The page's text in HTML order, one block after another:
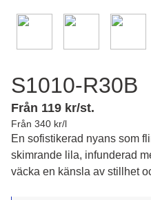
S1010-R30B
Från 119 kr/st.
Från 340 kr/l
En sofistikerad nyans som
skimrande lila, infunderad
väcka en känsla av stillhet